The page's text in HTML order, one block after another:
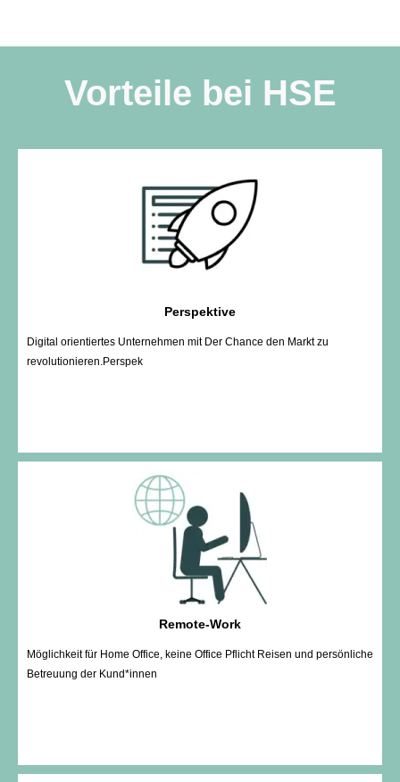
Vorteile bei HSE
Perspektive
Digital orientiertes Unternehmen mit Der Chance den Markt zu
revolutionieren.Perspek
Remote-Work
Möglichkeit für Home Office, keine Office Pflicht Reisen und persönliche
Betreuung der Kund*innen